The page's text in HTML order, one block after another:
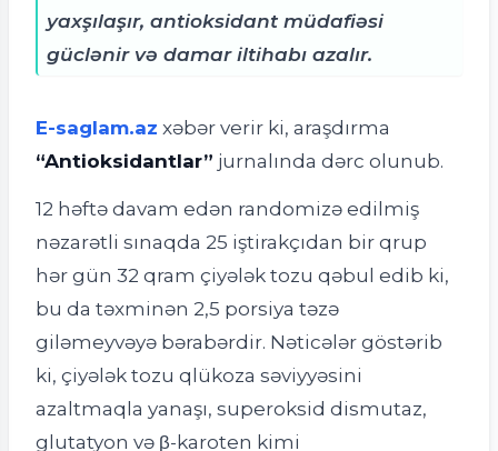
yaxşılaşır, antioksidant müdafiəsi
güclənir və damar iltihabı azalır.
E-saglam.az xəbər verir ki, araşdırma
“Antioksidantlar” jurnalında dərc olunub.
12 həftə davam edən randomizə edilmiş
nəzarətli sınaqda 25 iştirakçıdan bir qrup
hər gün 32 qram çiyələk tozu qəbul edib ki,
bu da təxminən 2,5 porsiya təzə
giləmeyvəyə bərabərdir. Nəticələr göstərib
ki, çiyələk tozu qlükoza səviyyəsini
azaltmaqla yanaşı, superoksid dismutaz,
glutatyon və β-karoten kimi